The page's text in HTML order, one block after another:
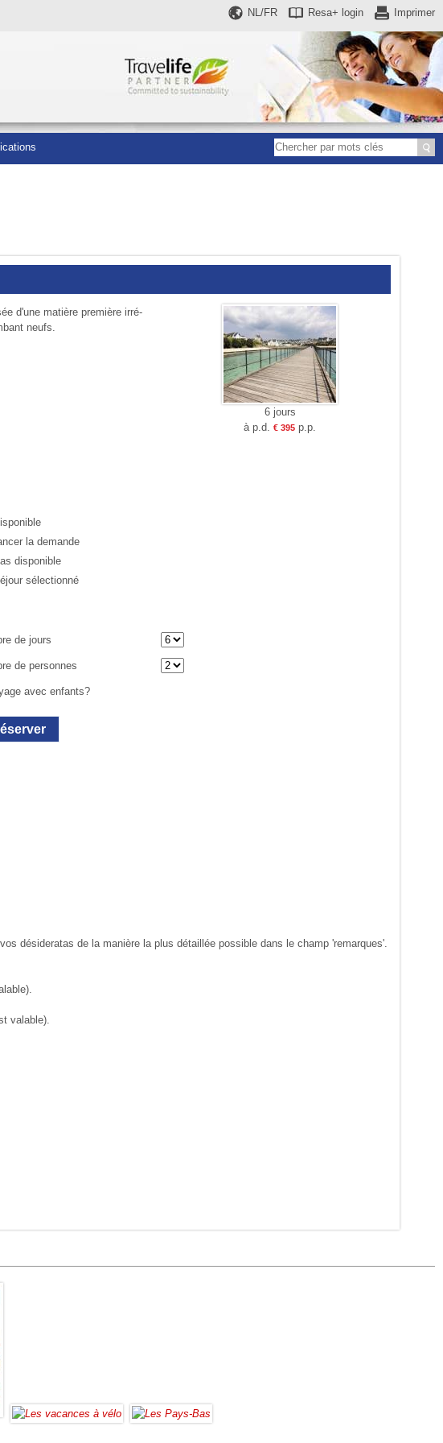
Imprimer
Resa+ login
NL/FR
d'une matière première irré­
neufs.
6 jours
à p.d.€ 395 p.p.
la demande
disponible
sélectionné
de jours
de personnes
avec enfants?
désideratas de la manière la plus détaillée possible dans le champ 'remarques'.
valable).